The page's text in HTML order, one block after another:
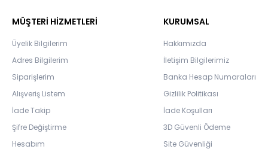
MÜŞTERİ HİZMETLERİ
Üyelik Bilgilerim
Adres Bilgilerim
Siparişlerim
Alışveriş Listem
İade Takip
Şifre Değiştirme
Hesabım
KURUMSAL
Hakkımızda
İletişim Bilgilerimiz
Banka Hesap Numaraları
Gizlilik Politikası
İade Koşulları
3D Güvenli Ödeme
Site Güvenliği